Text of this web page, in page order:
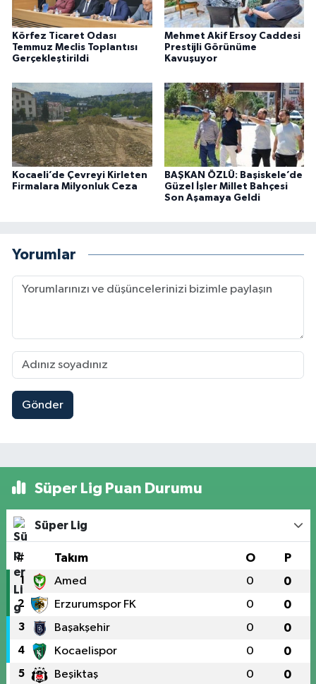
Körfez Ticaret Odası
Temmuz Meclis Toplantısı
Gerçekleştirildi
Mehmet Akif Ersoy Caddesi
Prestijli Görünüme
Kavuşuyor
Kocaeli’de Çevreyi Kirleten
Firmalara Milyonluk Ceza
BAŞKAN ÖZLÜ: Başiskele’de
Güzel İşler Millet Bahçesi
Son Aşamaya Geldi
Yorumlar
Gönder
Süper Lig Puan Durumu
Süper Lig
# Takım O P
1 Amed 0 0
2 Erzurumspor FK 0 0
3 Başakşehir 0 0
4 Kocaelispor 0 0
5 Beşiktaş 0 0